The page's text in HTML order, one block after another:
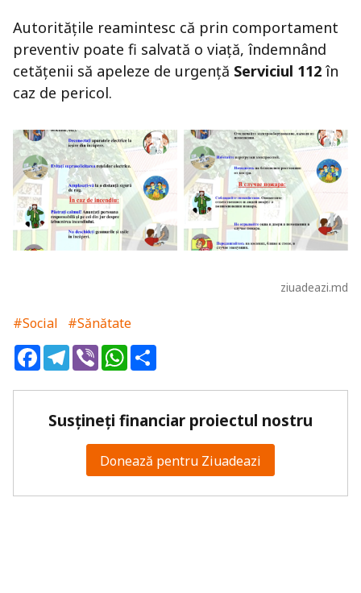
Autoritățile reamintesc că prin comportament
preventiv poate fi salvată o viață, îndemnând
cetățenii să apeleze de urgență Serviciul 112 în
caz de pericol.
ziuadeazi.md
#Social
#Sănătate
FacebookTelegram
ViberWhatsApp
Susțineți financiar proiectul nostru
Donează pentru Ziuadeazi